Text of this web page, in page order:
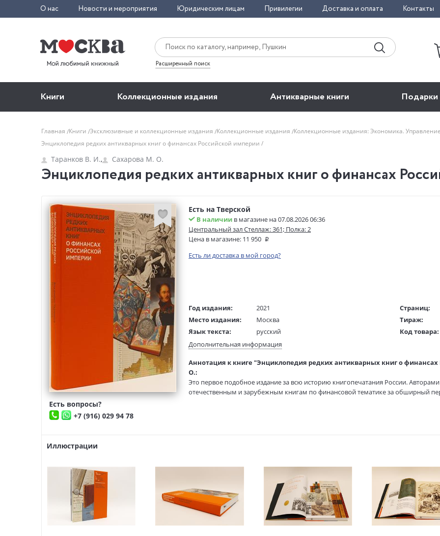
О нас Новости и мероприятия Юридическим лицам Привилегии Доставка и оплата Контакты
Расширенный поиск
Книги Коллекционные издания Антикварные книги Подарки
Главная Книги Эксклюзивные и коллекционные издания Коллекционные издания Коллекционные издания: Экономика. Управление
Энциклопедия редких антикварных книг о финансах Российской империи
Таранков В. И., Сахарова М. О.
Энциклопедия редких антикварных книг о финансах
Есть вопросы?
+7 (916) 029 94 78
Есть на Тверской
В наличии в магазине на 07.08.2026 06:36
Центральный зал Стеллаж: 361; Полка: 2
Цена в магазине: 11 950
Есть ли доставка в мой город?
Год издания:
2021
Место издания:
Москва
Язык текста:
русский
Тип обложки:
Твердый переплет
(ДхШхВ):
Вес:
Страниц:
Тираж:
Код товара:
Дополнительная информация
Аннотация к книге "Энциклопедия редких антикварных книг о
О.:
Это первое подобное издание за всю историю книгопечатания России.
отечественным и зарубежным книгам по финансовой тематике за обширный
истинное эстетическое удовольствие.
Энциклопедия состоит из двух частей: первая часть — 77 тематических
их содержания (аннотированный, алфавитный и тематический). Для удобства
Иллюстрации